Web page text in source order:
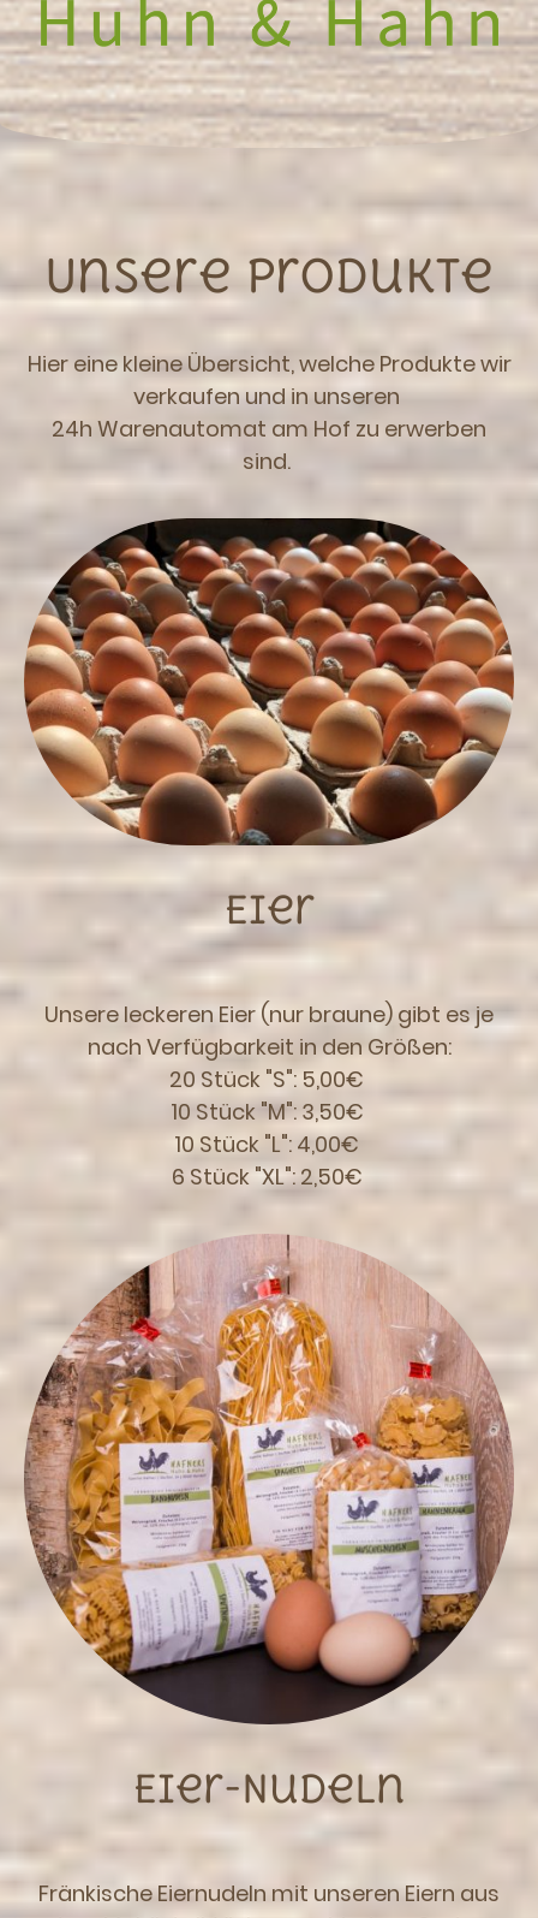
Unsere Produkte
Hier eine kleine Übersicht, welche Produkte wir
verkaufen und in unseren
24h Warenautomat am Hof zu erwerben
sind.
Eier
Unsere leckeren Eier (nur braune) gibt es je
nach Verfügbarkeit in den Größen:
20 Stück "S": 5,00€
10 Stück "M": 3,50€
10 Stück "L": 4,00€
6 Stück "XL": 2,50€
Eier-Nudeln
Fränkische Eiernudeln mit unseren Eiern aus